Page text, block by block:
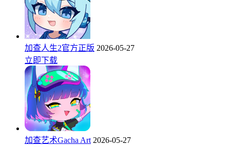
加查人生2官方正版 2026-05-27
立即下载
加查艺术Gacha Art 2026-05-27